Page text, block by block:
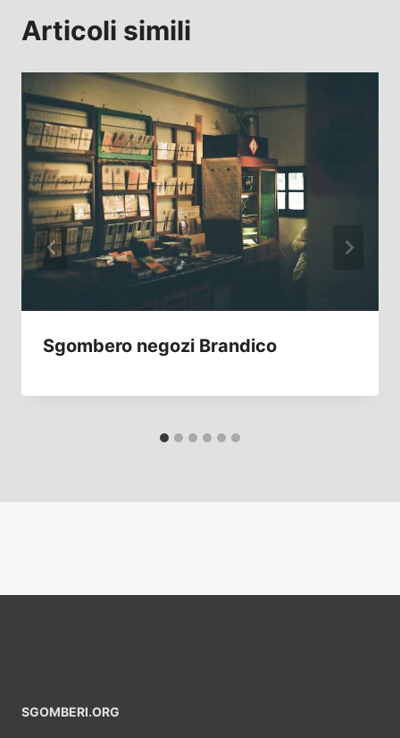
Articoli simili
Sgombero negozi Brandico
SGOMBERI.ORG